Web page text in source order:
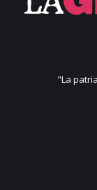
"La